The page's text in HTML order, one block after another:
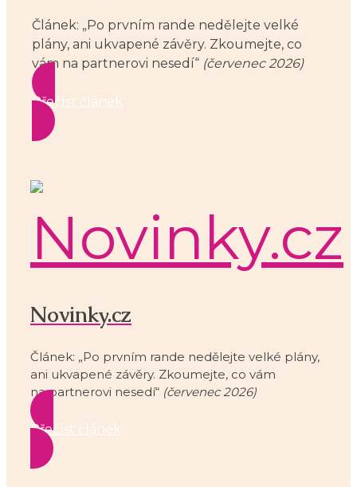
Článek: „Po prvním rande nedělejte velké
plány, ani ukvapené závěry. Zkoumejte, co
vám na partnerovi nesedí“ (červenec 2026)
Přečíst článek
Novinky.cz
Článek: „Po prvním rande nedělejte velké plány,
ani ukvapené závěry. Zkoumejte, co vám
na partnerovi nesedí“ (červenec 2026)
Přečíst článek